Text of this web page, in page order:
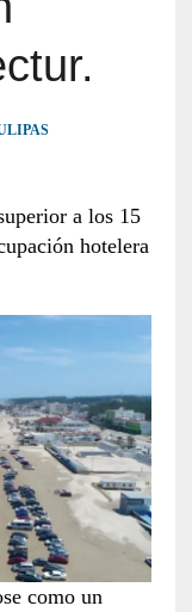
a los 15
hotelera
como un